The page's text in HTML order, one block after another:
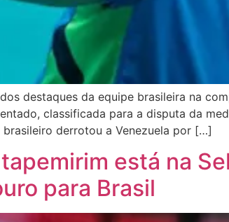
destaques da equipe brasileira na
classificada para a disputa da
brasileiro derrotou a Venezuela por […]
está na
para Brasil